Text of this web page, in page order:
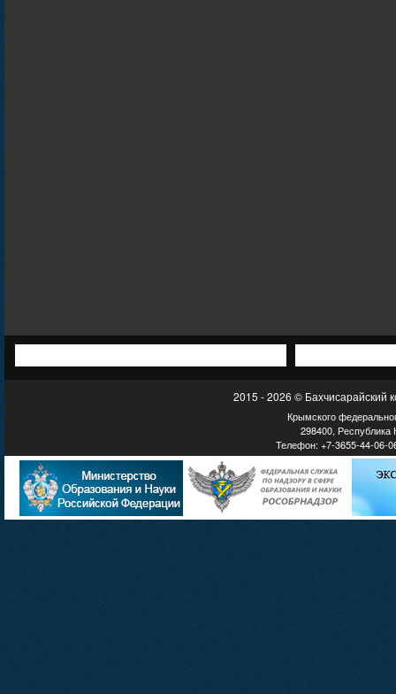
2015 - 2026 © Бахчисарайский
Крымского
298400, Республика
Телефон: +7-3655-44-06-